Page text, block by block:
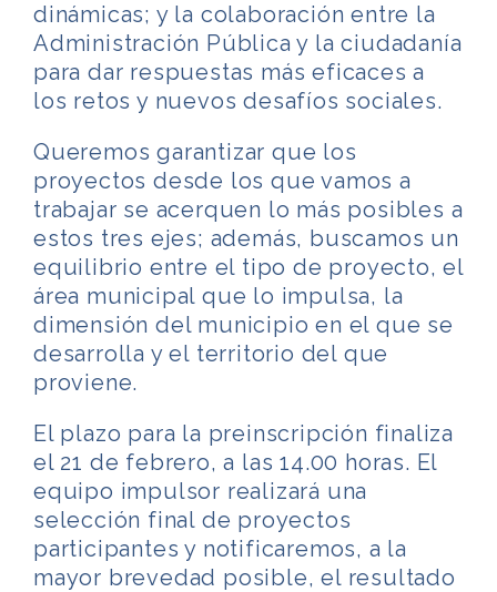
dinámicas; y la colaboración entre la
Administración Pública y la ciudadanía
para dar respuestas más eficaces a
los retos y nuevos desafíos sociales.
Queremos garantizar que los
proyectos desde los que vamos a
trabajar se acerquen lo más posibles a
estos tres ejes; además, buscamos un
equilibrio entre el tipo de proyecto, el
área municipal que lo impulsa, la
dimensión del municipio en el que se
desarrolla y el territorio del que
proviene.
El plazo para la preinscripción finaliza
el 21 de febrero, a las 14.00 horas. El
equipo impulsor realizará una
selección final de proyectos
participantes y notificaremos, a la
mayor brevedad posible, el resultado